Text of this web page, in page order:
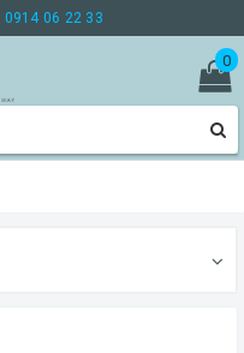
0914 06 22 33
0